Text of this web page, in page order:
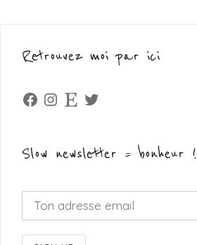
Retrouvez moi par ici
Facebook
Instagram
Etsy Twitter
Slow newsletter = bonheur !